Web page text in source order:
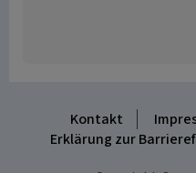
Kontakt
Erklärung zur